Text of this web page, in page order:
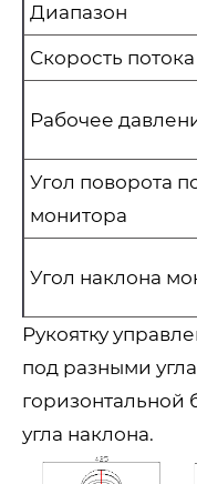
Диапазон
Скорость потока
Рабочее
Угол поворота
монитора
Угол наклона
Рукоятку
под разными
горизонтальной
угла наклона.